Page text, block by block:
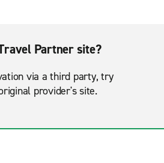
Partner site?
via a third party, try
provider's site.